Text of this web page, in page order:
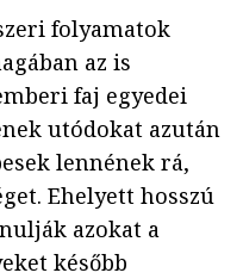
folyamatok
az is
faj egyedei
utódokat azután
lennének rá,
Ehelyett hosszú
azokat a
később